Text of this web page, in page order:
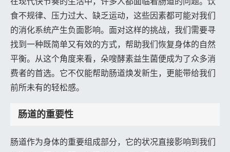
食不规律、压力过大、缺乏运动，这些因素都可能对我们
的消化系统产生负面影响。面对这样的挑战，我们需要寻
找到一种既简单又有效的方式，帮助我们恢复身体的自然
平衡。从这个角度来看，朵嗖酵素益生菌便成为了众多消
费者的首选。它不仅能帮助肠道焕发新生，更能带给我们
前所未有的轻松感。
肠道的重要性
肠道作为身体的重要组成部分，它的状况直接影响到我们